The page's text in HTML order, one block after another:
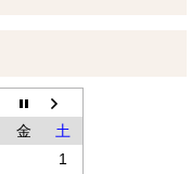
金
土
1